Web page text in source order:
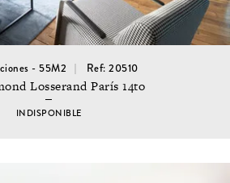
- 55M2 Ref: 20510
Losserand París 14to
INDISPONIBLE